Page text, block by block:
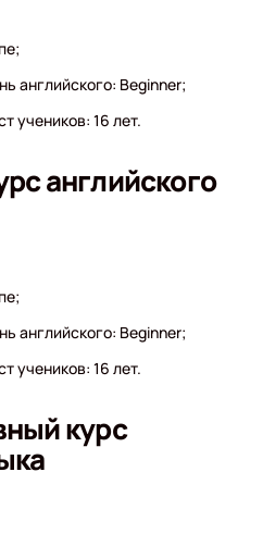
английского: Beginner;
учеников: 16 лет.
английского
английского: Beginner;
учеников: 16 лет.
курс